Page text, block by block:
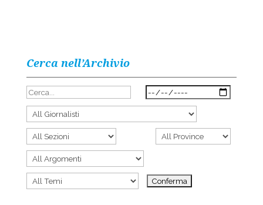
Cerca nell’Archivio